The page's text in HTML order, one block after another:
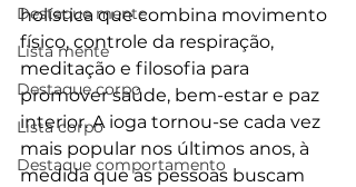
Destaque mente
Lista mente
Destaque corpo
Lista corpo
Destaque comportamento
holística que combina movimento
físico, controle da respiração,
meditação e filosofia para
promover saúde, bem-estar e paz
interior. A ioga tornou-se cada vez
mais popular nos últimos anos, à
medida que as pessoas buscam